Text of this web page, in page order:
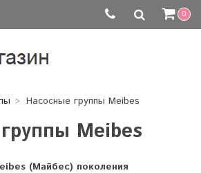
0
Насосные группы Meibes
Meibes
(Майбес) поколения